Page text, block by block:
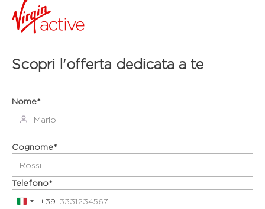
Scopri l'offerta dedicata a te
Nome*
Cognome*
Telefono*
Italy
+39